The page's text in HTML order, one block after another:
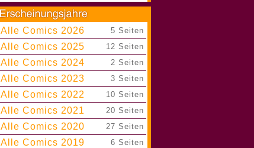
Alle Comics 2026 5 Seiten
Alle Comics 2025 12 Seiten
Alle Comics 2024 2 Seiten
Alle Comics 2023 3 Seiten
Alle Comics 2022 10 Seiten
Alle Comics 2021 20 Seiten
Alle Comics 2020 27 Seiten
Alle Comics 2019 6 Seiten